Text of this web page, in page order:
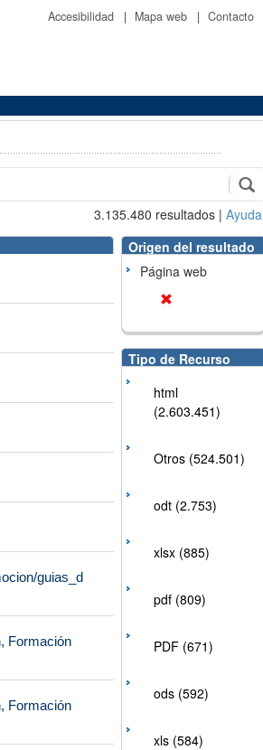
Accesibilidad | Mapa web | Contacto
3.135.480 resultados | Ayuda
guias_d
Formación
Formación
Origen del resultado
Página web
Tipo de Recurso
html
(2.603.451)
Otros (524.501)
odt (2.753)
xlsx (885)
pdf (809)
PDF (671)
ods (592)
xls (584)